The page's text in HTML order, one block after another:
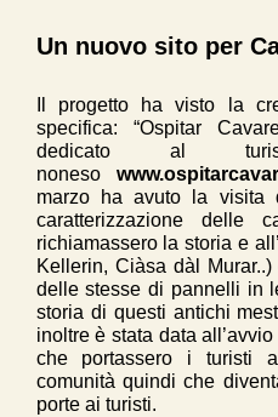
Un nuovo sito per
Il progetto ha visto la
specifica: “Ospitar
dedicato al
noneso
marzo ha avuto la
caratterizzazione delle
richiamassero la storia e
Kellerin, Ciàsa dàl Murar..)
delle stesse di pannelli in
storia di questi antichi
inoltre è stata data
che portassero i turisti
comunità quindi che
porte ai turisti.